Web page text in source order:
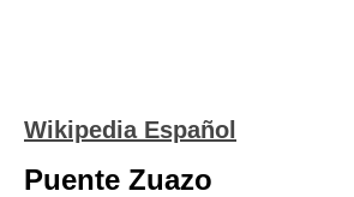
Wikipedia Español
Puente Zuazo